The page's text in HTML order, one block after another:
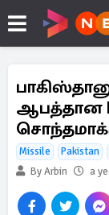
ஆபத்தான
Missile Pakistan
By Arbin
a